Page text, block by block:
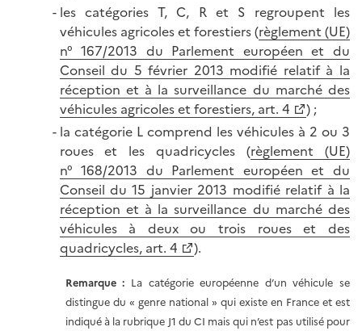
les catégories T, C, R et S regroupent les
véhicules agricoles et forestiers (règlement (UE)
n° 167/2013 du Parlement européen et du
Conseil du 5 février 2013 modifié relatif à la
réception et à la surveillance du marché des
véhicules agricoles et forestiers, art. 4
) ;
la catégorie L comprend les véhicules à 2 ou 3
roues et les quadricycles (règlement (UE)
n° 168/2013 du Parlement européen et du
Conseil du 15 janvier 2013 modifié relatif à la
réception et à la surveillance du marché des
véhicules à deux ou trois roues et des
quadricycles, art. 4
).
Remarque : La catégorie européenne d’un véhicule se
distingue du « genre national » qui existe en France et est
indiqué à la rubrique J1 du CI mais qui n’est pas utilisé pour